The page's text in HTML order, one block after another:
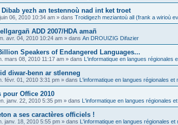
Dibab yezh an testennoù nad int ket troet
06, 2010 10:34 am » dans Troidigezh meziantoù all (frank a wirioù
ADD 2007/HDA amañ
avr. 04, 2010 10:24 am » dans An DROUIZIG Difazier
Speakers of Endangered Languages...
mars 08, 2010 11:17 am » dans L'informatique en langues régionales
diwar-benn ar stlenneg
févr. 01, 2010 3:31 pm » dans L'informatique en langues régionales et
pour Office 2010
janv. 22, 2010 5:35 pm » dans L'informatique en langues régionales
a ses caractères officiels !
janv. 18, 2010 5:55 pm » dans L'informatique en langues régionales et